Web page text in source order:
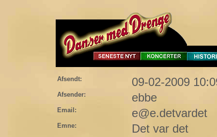
Afsendt: 09-02-2009
Afsender: ebbe
Email: e@e.detvardet
Emne: Det var det